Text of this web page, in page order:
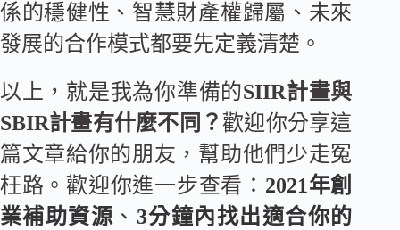
係的穩健性、智慧財產權歸屬、未來
發展的合作模式都要先定義清楚。
以上，就是我為你準備的SIIR計畫與
SBIR計畫有什麼不同？ 歡迎你分享這
篇文章給你的朋友，幫助他們少走冤
枉路。歡迎你進一步查看： 2021年創
業補助資源 、 3分鐘內找出適合你的